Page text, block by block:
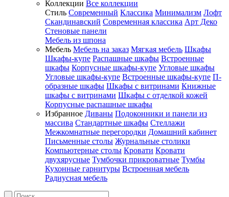
Коллекции Все коллекции
Стиль Современный Классика Минимализм Лофт
Скандинавский Современная классика Арт Деко
Стеновые панели
Мебель из шпона
Мебель Мебель на заказ Мягкая мебель Шкафы
Шкафы-купе Распашные шкафы Встроенные
шкафы Корпусные шкафы-купе Угловые шкафы
Угловые шкафы-купе Встроенные шкафы-купе П-
образные шкафы Шкафы с витринами Книжные
шкафы с витринами Шкафы c отделкой кожей
Корпусные распашные шкафы
Избранное Диваны Подоконники и панели из
массива Стандартные шкафы Стеллажи
Межкомнатные перегородки Домашний кабинет
Письменные столы Журнальные столики
Компьютерные столы Кровати Кровати
двухярусные Тумбочки прикроватные Тумбы
Кухонные гарнитуры Встроенная мебель
Радиусная мебель